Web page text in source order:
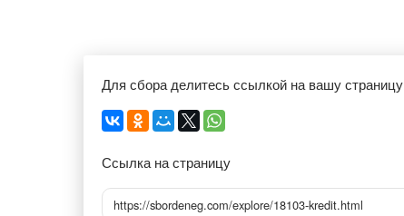
Для сбора делитесь ссылкой на вашу страницу
Ссылка на страницу
https://sbordeneg.com/explore/18103-kredit.html